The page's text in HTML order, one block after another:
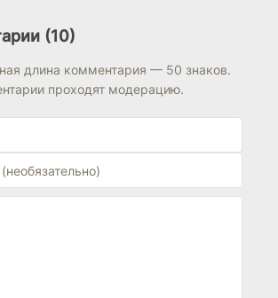
(10)
длина комментария — 50 знаков.
проходят модерацию.